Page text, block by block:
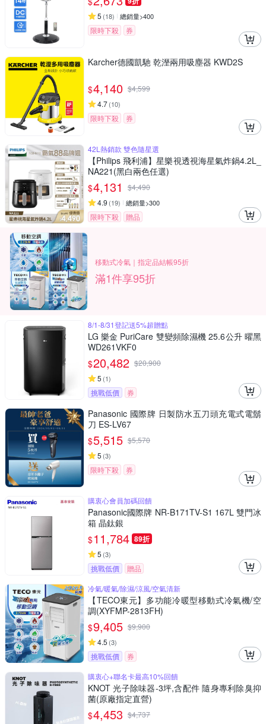
5 (18) 總銷量>400
限時下殺 券
Karcher德國凱馳 乾溼兩用吸塵器 KWD2S
$4,140 $4,599
4.7(10)
限時下殺 券
42L熱銷款 雙色隨星選
【Philips 飛利浦】星樂視透視海星氣炸鍋4.2L_
NA221(黑白兩色任選)
$4,131 $4,490
4.9 (19) 總銷量>300
限時下殺 贈品
移動式冷氣｜指定品結帳95折
滿1件享95折
8/1-8/31登記送5%超贈點
LG 樂金 PuriCare 雙變頻除濕機 25.6公升 曜黑
WD261VKF0
$20,482 $20,900
5 (1)
挑戰低價 券
Panasonic 國際牌 日製防水五刀頭充電式電鬍
刀 ES-LV67
$5,515 $5,570
5 (3)
限時下殺 券
購衷心會員加碼回饋
Panasonic國際牌 NR-B171TV-S1 167L 雙門冰
箱 晶鈦銀
$11,784 89折
5 (3)
挑戰低價
贈品
冷氣/暖氣/除濕/涼風/空氣清新
【TECO東元】多功能冷暖型移動式冷氣機/空
調(XYFMP-2813FH)
$9,405 $9,900
4.5 (3)
挑戰低價
券
購衷心+聯名卡最高10%回饋
KNOT 光子除味器-3坪,含配件 隨身專利除臭抑
菌(原廠指定直營)
$4,453 $4,737